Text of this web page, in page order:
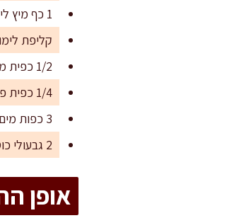
1 כף מיץ לימון סחוט טרי (15 מ"ל)
קליפת
1/2 כפית מלח גס (או לפי הטעם)
1/4 כפית פלפל שחור גרוס טרי
3 כפות מים (45 מ"ל)
2 גבעולי כוסברה קצוצה גס (או פטרוזיליה למי שמעדיף)
אופן